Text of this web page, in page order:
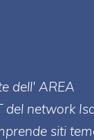
dell' AREA
del network
siti